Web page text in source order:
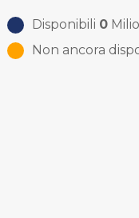
Disponibili 0
Non ancora